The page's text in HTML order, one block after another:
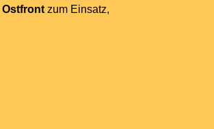
Ostfront zum Einsatz,